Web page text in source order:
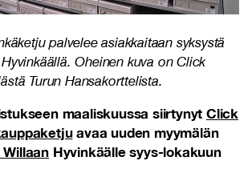
palvelee asiakkaitaan syksystä
Oheinen kuva on Click
Turun Hansakorttelista.
maaliskuussa siirtynyt Click
avaa uuden myymälän
Hyvinkäälle syys-lokakuun